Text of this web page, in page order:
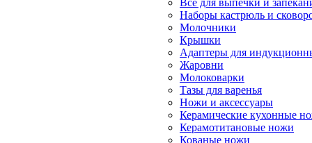
Всё для выпечки и
Наборы кастрюль и
Молочники
Крышки
Адаптеры для
Жаровни
Молоковарки
Тазы для варенья
Ножи и аксессуары
Керамические кухонные
Керамотитановые ножи
Кованые ножи